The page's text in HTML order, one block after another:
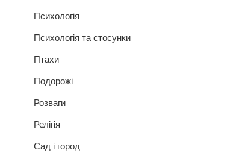
Психологія
Психологія та стосунки
Птахи
Подорожі
Розваги
Релігія
Сад і город